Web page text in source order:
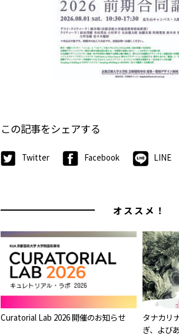
この記事をシェアする
Twitter Facebook LINE
オススメ！
Curatorial Lab 2026 開催のお知らせ
タナカリ
ぎ、よび